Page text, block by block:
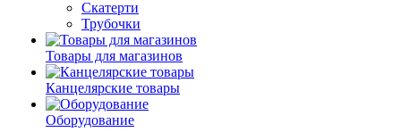
Скатерти
Трубочки
Товары для магазинов
Канцелярские товары
Оборудование